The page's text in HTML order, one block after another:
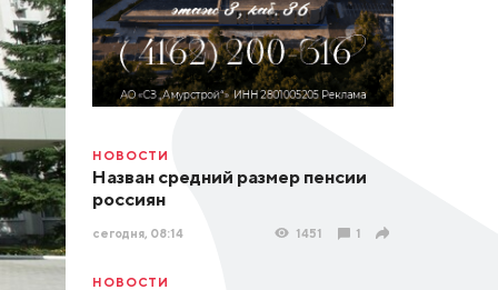
НОВОСТИ
Назван средний размер пенсии
россиян
сегодня, 08:14 1451 1
НОВОСТИ